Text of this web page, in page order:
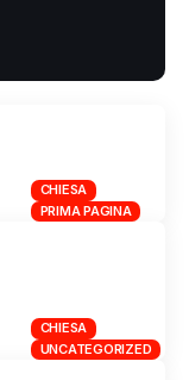
CHIESA
PRIMA PAGINA
CHIESA
UNCATEGORIZED